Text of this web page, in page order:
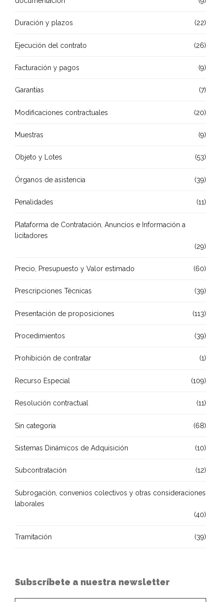
Duración y plazos (22)
Ejecución del contrato (26)
Facturación y pagos (9)
Garantías (7)
Modificaciones contractuales (20)
Muestras (9)
Objeto y Lotes (53)
Órganos de asistencia (39)
Penalidades (11)
Plataforma de Contratación, Anuncios e Información a
licitadores
(29)
Precio, Presupuesto y Valor estimado (60)
Prescripciones Técnicas (39)
Presentación de proposiciones (113)
Procedimientos (39)
Prohibición de contratar (1)
Recurso Especial (109)
Resolución contractual (11)
Sin categoría (68)
Sistemas Dinámicos de Adquisición (10)
Subcontratación (12)
Subrogación, convenios colectivos y otras consideraciones
laborales
(40)
Tramitación (39)
Subscríbete a nuestra newsletter